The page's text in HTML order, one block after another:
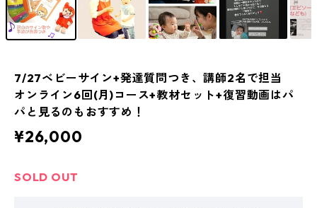
7/27ベビーサイン+発達質問つき、講師2名で担当
オンライン6回(月)コース+教材セット+復習動画はパ
パと見るのもおすすめ！
¥26,000
SOLD OUT